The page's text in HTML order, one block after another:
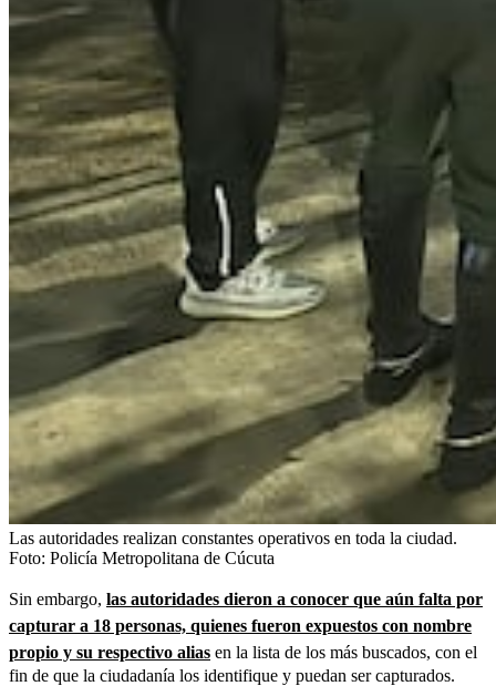
Las autoridades realizan constantes operativos en toda la ciudad.
Foto: Policía Metropolitana de Cúcuta
Sin embargo, las autoridades dieron a conocer que aún falta por
capturar a 18 personas, quienes fueron expuestos con nombre
propio y su respectivo alias en la lista de los más buscados, con el
fin de que la ciudadanía los identifique y puedan ser capturados.